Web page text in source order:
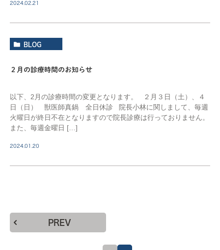
2024.02.21
BLOG
２月の診療時間のお知らせ
以下、2月の診療時間の変更となります。 ２月３日（土）、４
日（日） 獣医師真鍋 全日休診 院長小林に関しまして、毎週
火曜日が終日不在となりますので院長診療は行っておりません。
また、毎週金曜日 […]
2024.01.20
PREV